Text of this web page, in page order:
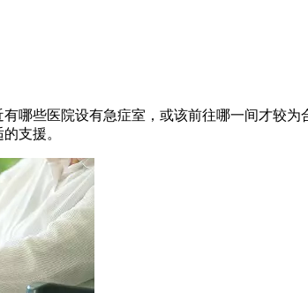
哪些医院设有急症室，或该前往哪一间才较
支援。